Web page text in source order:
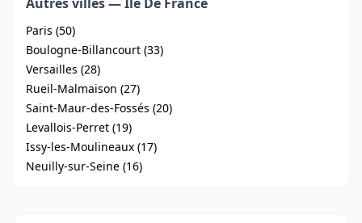
Paris (50)
Boulogne-Billancourt (33)
Versailles (28)
Rueil-Malmaison (27)
Saint-Maur-des-Fossés (20)
Levallois-Perret (19)
Issy-les-Moulineaux (17)
Neuilly-sur-Seine (16)